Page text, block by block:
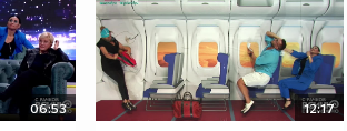
06:53 12:17